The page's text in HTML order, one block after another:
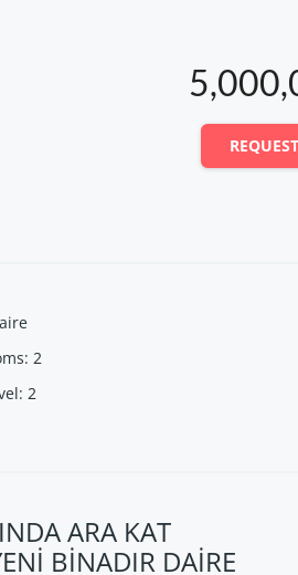
: 2
: 2
ARA KAT
BİNADIR DAİRE